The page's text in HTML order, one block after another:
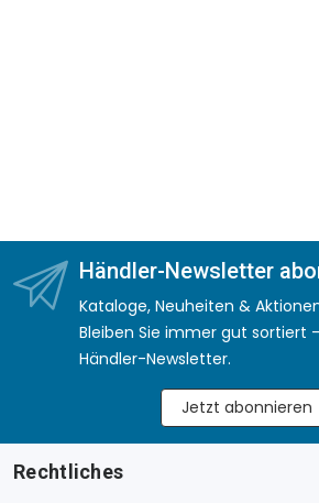
Händler-Newsletter
Kataloge, Neuheiten &
Bleiben Sie immer gut sortiert
Händler-Newsletter.
Jetzt abonnieren
Rechtliches